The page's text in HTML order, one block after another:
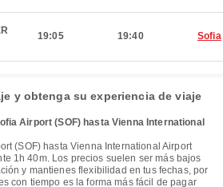
19:05 19:40 Sofia
y obtenga su experiencia de viaje
Airport (SOF) hasta Vienna International
(SOF) hasta Vienna International Airport
1h 40m. Los precios suelen ser más bajos
y mantienes flexibilidad en tus fechas, por
con tiempo es la forma más fácil de pagar